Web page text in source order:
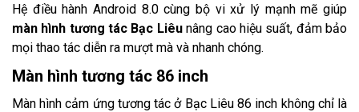
Hệ điều hành Android 8.0 cùng bộ vi xử lý mạnh mẽ giúp
màn hình tương tác Bạc Liêunâng cao hiệu suất, đảm bảo
mọi thao tác diễn ra mượt mà và nhanh chóng.
Màn hình tương tác 86 inch
Màn hình cảm ứng tương tác ở Bạc Liêu 86 inch không chỉ là